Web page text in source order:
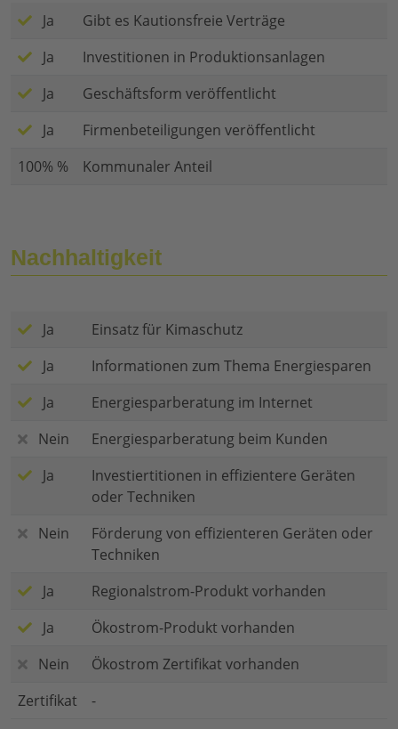
Ja
Gibt es Kautionsfreie Verträge
Ja
Investitionen in Produktionsanlagen
Ja
Geschäftsform veröffentlicht
Ja
Firmenbeteiligungen veröffentlicht
100% %
Kommunaler Anteil
Nachhaltigkeit
Ja
Einsatz für Kimaschutz
Ja
Informationen zum Thema Energiesparen
Ja
Energiesparberatung im Internet
Nein
Energiesparberatung beim Kunden
Ja
Investiertitionen in effizientere Geräten
oder Techniken
Nein
Förderung von effizienteren Geräten oder
Techniken
Ja
Regionalstrom-Produkt vorhanden
Ja
Ökostrom-Produkt vorhanden
Nein
Ökostrom Zertifikat vorhanden
Zertifikat
-